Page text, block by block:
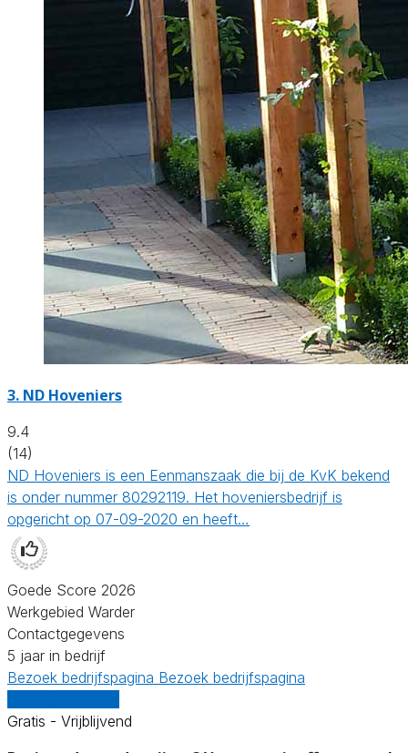
3. ND Hoveniers
9.4
(14)
ND Hoveniers is een Eenmanszaak die bij de KvK bekend
is onder nummer 80292119. Het hoveniersbedrijf is
opgericht op 07-09-2020 en heeft…
Goede Score 2026
Werkgebied Warder
Contactgegevens
5 jaar in bedrijf
Bezoek bedrijfspagina Bezoek bedrijfspagina
Gratis - Vrijblijvend